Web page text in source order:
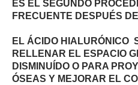
ES EL SEGUNDO
FRECUENTE DESPUÉS
EL ÁCIDO HIALURÓNICO
RELLENAR EL ESPACIO
DISMINUÍDO O PARA
ÓSEAS Y MEJORAR EL